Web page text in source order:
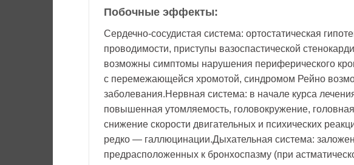
Побочные эффекты:
Сердечно-сосудистая система: ортостатическая
проводимости, приступы вазоспастической
возможны симптомы нарушения периферического
с перемежающейся хромотой, синдромом Рейно
заболевания.Нервная система: в начале курса
повышенная утомляемость, головокружение,
снижение скорости двигательных и психических
редко — галлюцинации.Дыхательная система:
предрасположенных к бронхоспазму (при